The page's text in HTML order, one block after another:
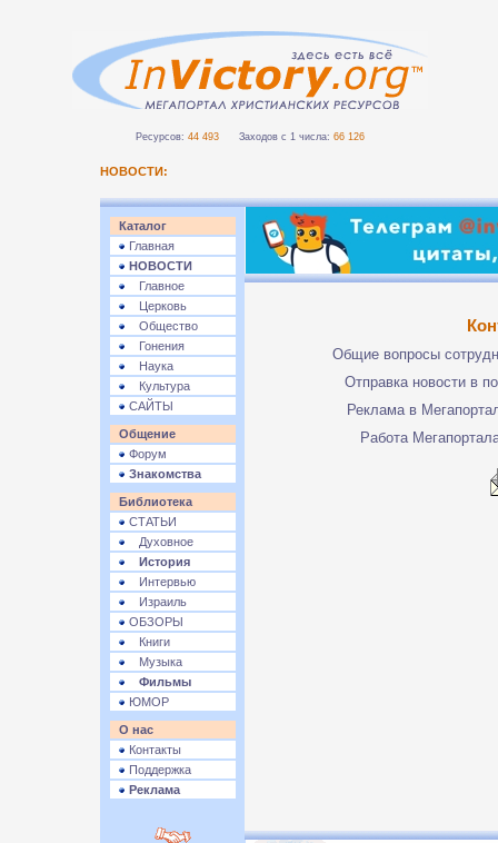
Ресурсов: 44 493 Заходов с 1 числа: 66 126
НОВОСТИ:
Каталог
Главная
НОВОСТИ
Главное
Церковь
Общество
Гонения
Наука
Культура
САЙТЫ
Общение
Форум
Знакомства
Библиотека
СТАТЬИ
Духовное
История
Интервью
Израиль
ОБЗОРЫ
Книги
Музыка
Фильмы
ЮМОР
О нас
Контакты
Поддержка
Реклама
Общие вопросы
Отправка новости в
Реклама в
Работа